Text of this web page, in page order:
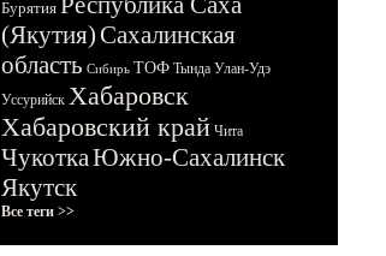
Бурятия
(Якутия)Сахалинская
область Сибирь ТОФ Тында Улан-Удэ
Уссурийск Хабаровск
Хабаровский край Чита
ЧукоткаЮжно-Сахалинск
Якутск
Все теги >>